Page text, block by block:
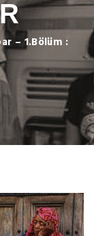
– 1.Bölüm :